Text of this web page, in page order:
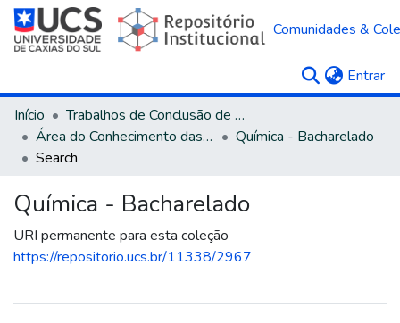
Comunidades &
Entrar
Início
Trabalhos de Conclusão de Curso
Área do Conhecimento das Ciências Exatas e da Terra
Química - Bacharelado
Search
Química - Bacharelado
URI permanente para esta coleção
https://repositorio.ucs.br/11338/2967